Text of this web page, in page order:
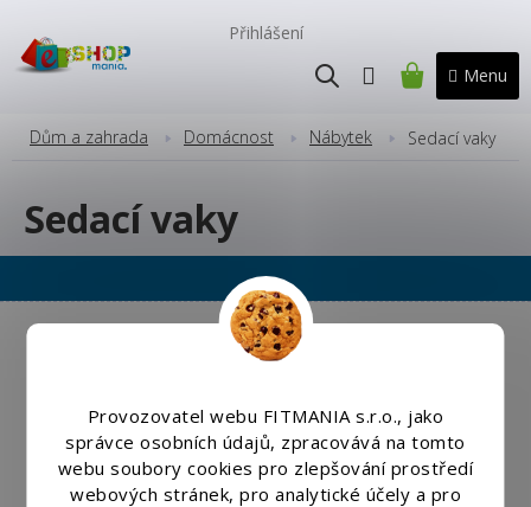
Provozovatel webu FITMANIA s.r.o., jako
správce osobních údajů, zpracovává na tomto
webu soubory cookies pro zlepšování prostředí
webových stránek, pro analytické účely a pro
obsah
Přihlášení
NÁKUPNÍ
Dům a zahrada Domácnost Nábytek Sedací vaky
Sedací vaky
Copyright 2026 Eshopmania.cz. Všechna práva vyhrazena.
Upravit nastavení cookies